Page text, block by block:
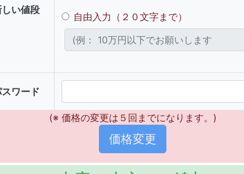
い値段
自由入力（２０文字まで）
ワード
(※ 価格の変更は５回までになります。)